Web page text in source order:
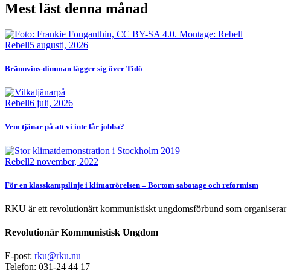
Mest läst denna månad
Bild
Rebell5 augusti, 2026
Brännvins-dimman lägger sig över Tidö
Bild
Rebell6 juli, 2026
Vem tjänar på att vi inte får jobba?
Bild
Rebell2 november, 2022
För en klasskampslinje i klimatrörelsen – Bortom sabotage och reformism
RKU är ett revolutionärt kommunistiskt ungdomsförbund som
Revolutionär Kommunistisk Ungdom
E-post: rku@rku.nu
Telefon: 031-24 44 17